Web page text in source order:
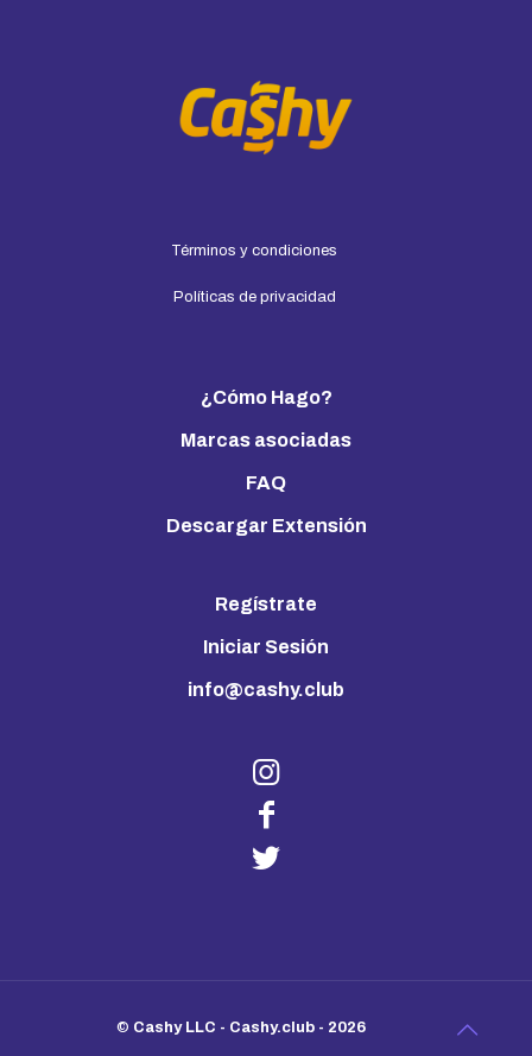
Términos y condiciones
Políticas de privacidad
¿Cómo Hago?
Marcas asociadas
FAQ
Descargar Extensión
Regístrate
Iniciar Sesión
info@cashy.club
© Cashy LLC - Cashy.club - 2026